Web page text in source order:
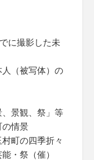
に撮影した未
（被写体）の
景観、祭」等
の情景
町の四季折々
・祭（催）